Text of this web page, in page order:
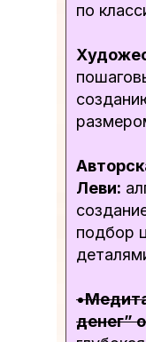
по
Леви:
подбор
•
денег”